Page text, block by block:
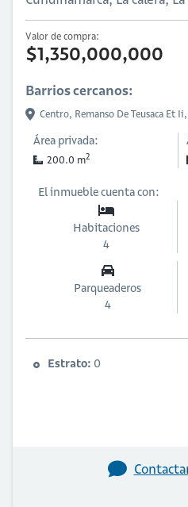
Valor de compra:
$1,350,000,000
Barrios cercanos:
Centro, Remanso De Teusaca Et Ii,
Área privada:
200.0 m2
El inmueble cuenta con:
Habitaciones
4
Parqueaderos
4
Estrato: 0